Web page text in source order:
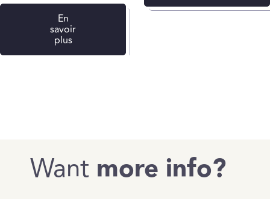
En
savoir
plus
Want more info?